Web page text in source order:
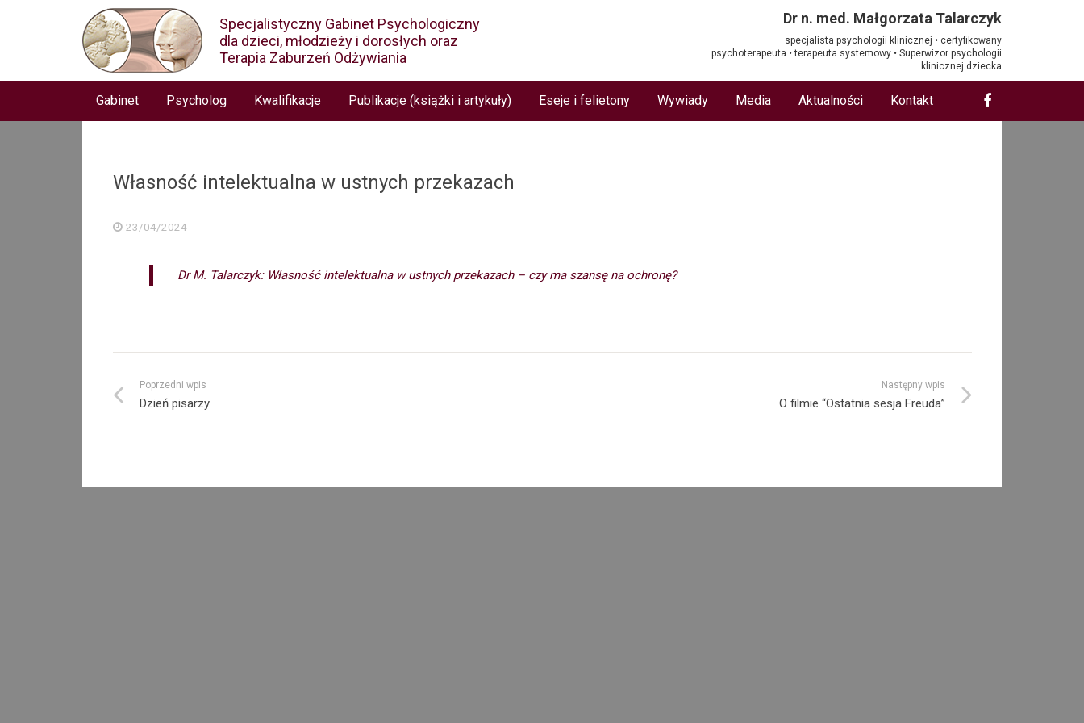
Specjalistyczny Gabinet Psychologiczny
dla dzieci, młodzieży i dorosłych oraz
Terapia Zaburzeń Odżywiania
Dr n. med. Małgorzata Talarczyk
specjalista psychologii klinicznej • certyfikowany
psychoterapeuta • terapeuta systemowy • Superwizor psychologii
klinicznej dziecka
Gabinet Psycholog Kwalifikacje Publikacje (książki i artykuły) Eseje i felietony Wywiady Media Aktualności Kontakt
Własność intelektualna w ustnych przekazach
23/04/2024
Dr M. Talarczyk: Własność intelektualna w ustnych przekazach – czy ma szansę na ochronę?
Poprzedni wpis
Dzień pisarzy
Następny wpis
O filmie “Ostatnia sesja Freuda”